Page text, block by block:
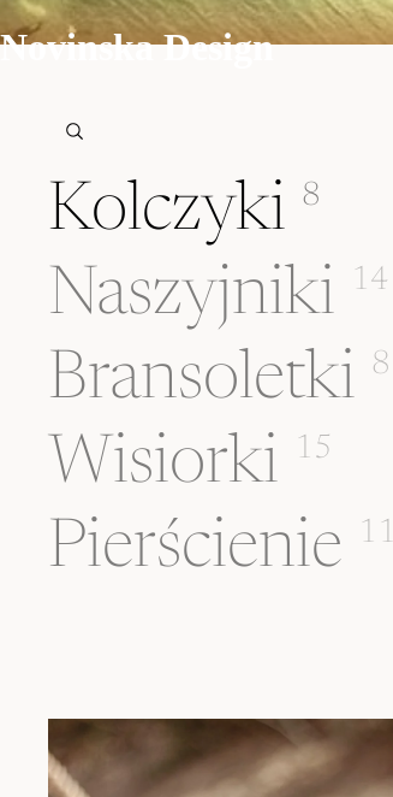
Novinska Design
Kolczyki 8
Naszyjniki 14
Bransoletki 8
Wisiorki 15
Pierścienie 11